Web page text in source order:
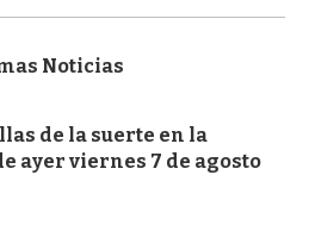
Noticias
de la suerte en la
ayer viernes 7 de agosto